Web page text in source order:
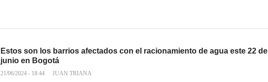
Estos son los barrios afectados con el racionamiento de agua este 22 de
junio en Bogotá
21/06/2024 - 18:44 JUAN TRIANA